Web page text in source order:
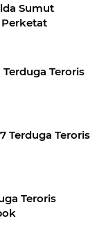
Sumut
Teroris
Terduga Teroris
Teroris